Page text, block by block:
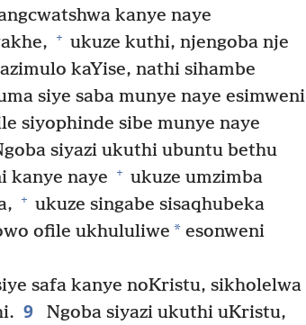
kanye naye
+ ukuze kuthi, njengoba nje
kaYise, nathi sihambe
siye saba munye naye esimweni
siyophinde sibe munye naye
siyazi ukuthi ubuntu bethu
kanye naye
+ ukuze umzimba
+ ukuze singabe sisaqhubeka
ofile ukhululiwe *esonweni
safa kanye noKristu, sikholelwa
9
Ngoba siyazi ukuthi uKristu,